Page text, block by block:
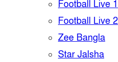
Football Live 1
Football Live 2
Zee Bangla
Star Jalsha